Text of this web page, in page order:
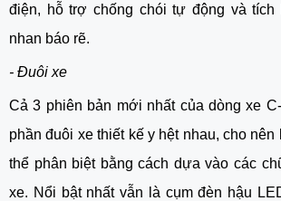
điện, hỗ trợ chống chói tự động và tích
nhan báo rẽ.
- Đuôi xe
Cả 3 phiên bản mới nhất của dòng xe
phần đuôi xe thiết kế y hệt nhau, cho
thể phân biệt bằng cách dựa vào các
xe. Nổi bật nhất vẫn là cụm đèn hậu